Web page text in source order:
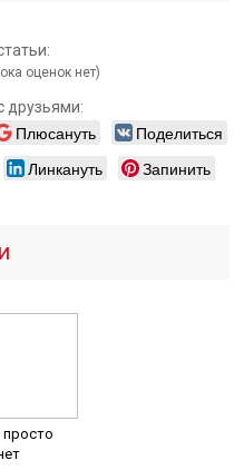
оценок нет)
друзьями:
Плюсануть
Поделиться
Линкануть Запинить
просто